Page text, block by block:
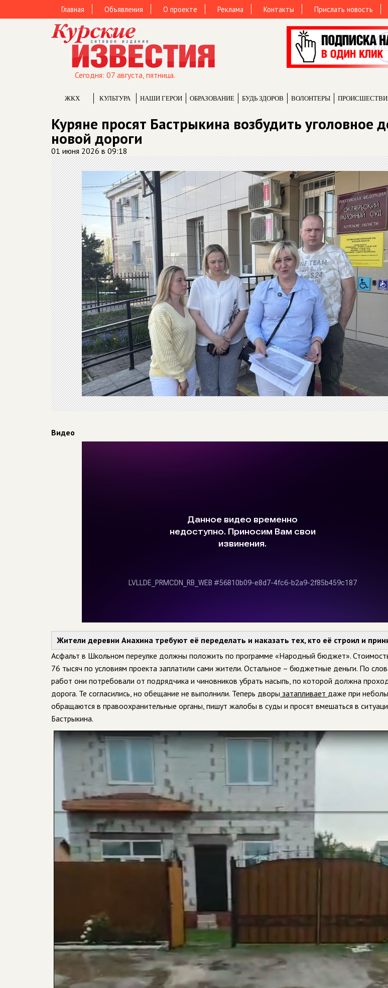
Главная Объявления О проекте Реклама Контакты Прислать новость
Сегодня: 07 августа, пятница.
ЖКХ КУЛЬТУРА НАШИ ГЕРОИ ОБРАЗОВАНИЕ БУДЬ ЗДОРОВ ВОЛОНТЕРЫ
Куряне просят Бастрыкина возбудить уголовное
новой дороги
01 июня 2026 в 09:18
Видео
Жители деревни Анахина требуют её переделать и наказать тех, кто её строил и
Асфальт в Школьном переулке должны положить по программе «Народный бюджет».
76 тысяч по условиям проекта заплатили сами жители. Остальное – бюджетные деньги. По
работ они потребовали от подрядчика и чиновников убрать насыпь, по которой должна
дорога. Те согласились, но обещание не выполнили. Теперь дворы затапливает даже при
обращаются в правоохранительные органы, пишут жалобы в суды и просят вмешаться в
Бастрыкина.